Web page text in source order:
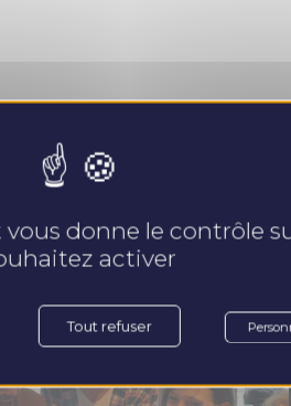
expertises
donne le contrôle
activer
Tout refuser